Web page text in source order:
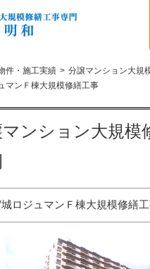
件・施工実績
分譲マンション大規
マンＦ棟大規模修繕工事
ンション大規模
ロジュマンＦ棟大規模修繕